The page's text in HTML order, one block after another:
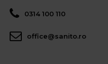
0314 100 110
office@sanito.ro